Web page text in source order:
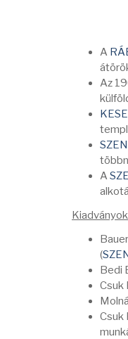
A
Az
A
(
Bedi
Csuk
Csuk